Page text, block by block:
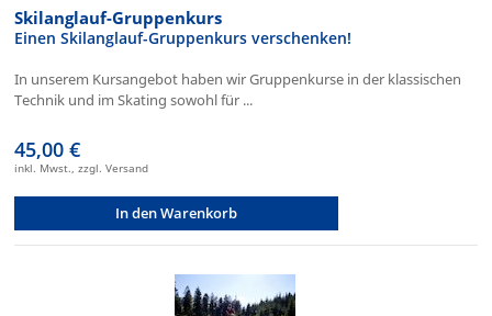
Skilanglauf-Gruppenkurs
Einen Skilanglauf-Gruppenkurs verschenken!
In unserem Kursangebot haben wir Gruppenkurse in der klassischen
Technik und im Skating sowohl für ...
45,00 €
inkl. Mwst., zzgl. Versand
In den Warenkorb